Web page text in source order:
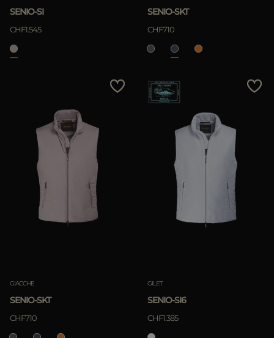
SENIO-SI
CHF1.545
SENIO-SKT
CHF710
GIACCHE
SENIO-SKT
CHF710
GILET
SENIO-SI6
CHF1.385